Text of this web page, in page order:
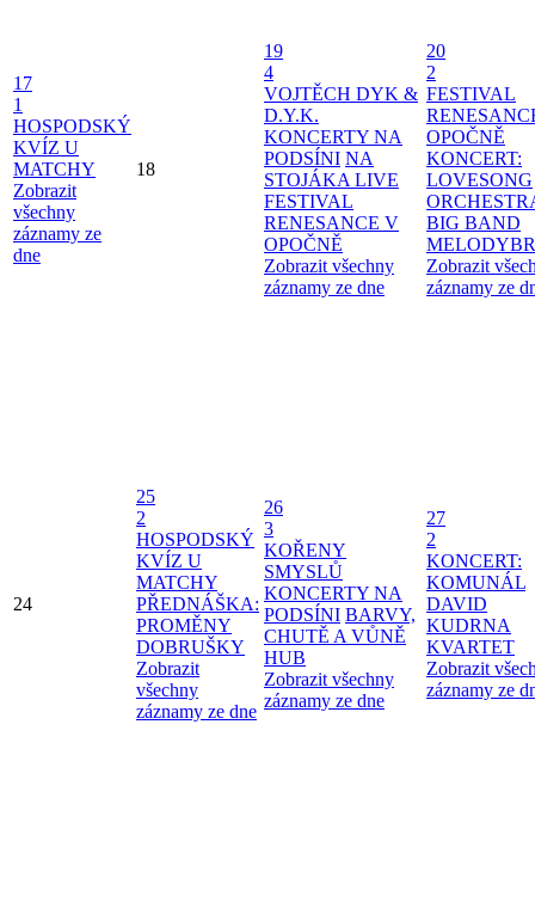
17
1
HOSPODSKÝ
KVÍZ U
MATCHY
Zobrazit
všechny
záznamy ze
dne
18
19
4
VOJTĚCH DYK &
D.Y.K.
KONCERTY NA
PODSÍNI NA
STOJÁKA LIVE
FESTIVAL
RENESANCE V
OPOČNĚ
Zobrazit všechny
záznamy ze dne
20
2
FESTIVAL
OPOČNĚ
KONCERT:
LOVESONG
BIG BAND
Zobrazit
záznamy ze
24
25
2
HOSPODSKÝ
KVÍZ U
MATCHY
PŘEDNÁŠKA:
PROMĚNY
DOBRUŠKY
Zobrazit
všechny
záznamy ze dne
26
3
KOŘENY
SMYSLŮ
KONCERTY NA
PODSÍNI BARVY,
CHUTĚ A VŮNĚ
HUB
Zobrazit všechny
záznamy ze dne
27
2
KONCERT:
KOMUNÁL
DAVID
KUDRNA
KVARTET
Zobrazit
záznamy ze